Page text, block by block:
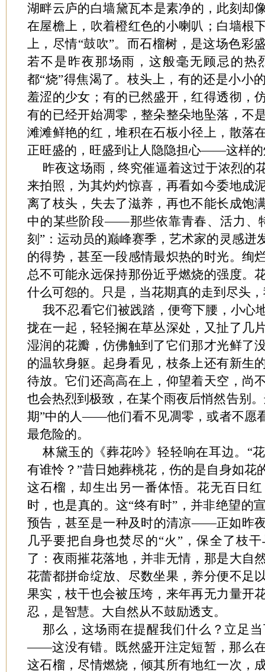
湖畔云庐的白墙黛瓦本是素净的，此刻
在屋檐上，吹着橙红色的小喇叭；白墙根
上，尽情“鼓吹”。而石榴树，是这场色彩
若不是昨夜那场雨，这般毫无顾忌的热
都“烧”得焦渴了。枝头上，有的还是小小
羞涩的少女；有的已然盛开，红得透彻，
有的已经开始凋零，整朵整朵地坠落，不
滩滩鲜艳的红，堆积在石板小径上，散落
正旺盛的，旺盛到让人隐隐担心——这样的
昨夜这场雨，终究催逼着这过于浓烈的
来拍照，为其灼灼惊喜，再看如今委地成
离了枝头，失去了滋养，再也不能长成饱
中的某些阶段——那些依靠青春、活力、
刻”：运动员的巅峰赛季，艺术家的灵感迸
的得势，甚至一段感情最炽热的时光。绚
总不可能永远保持那份近乎燃烧的强度。
什么可怨的。只是，当花期真的走到尽头
我不忍看它们被践踏，便弯下腰，小心
拢在一起，轻轻搁在草丛深处，又扯了几
湿润的花瓣，仿佛触到了它们那才光鲜了
的温软身躯。起身看见，枝条上还有新生
待放。它们还高高在上，仰望着天空，尚
也会热烈到极致，在某个雨夜后悄然告别
期”中的人——他们看不见凋零，或者不愿
最危险的。
林黛玉的《葬花吟》轻轻响在耳边。“
有谁怜？”昔日她葬桃花，伤的是自身如花
这石榴，却生出另一番体悟。花无百日
时，也是真的。这“终有时”，并非绝望的
预告，甚至是一种及时的清凉——正如昨
几乎要把自身也焚尽的“火”，保全了枝
了：夜雨摧花落地，并非无情，那是大自
花蕾都拼命绽放、尽数坐果，养分便不足
果实，枝干也会被压垮，来年再无力量开
忍，是智慧。大自然从不鼓励透支。
那么，这场雨在提醒我们什么？立足
——这没有错。既然盛开注定短暂，那么
这石榴，尽情燃烧，倾其所有地红一次，